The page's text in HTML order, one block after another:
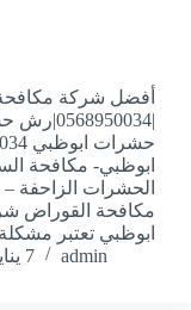
أفضل شركة
ابوظبي- مكافحة
الحشرات
مكافحة القوراض
ابوظبي تعتبر
admin
7 يناير، 2025